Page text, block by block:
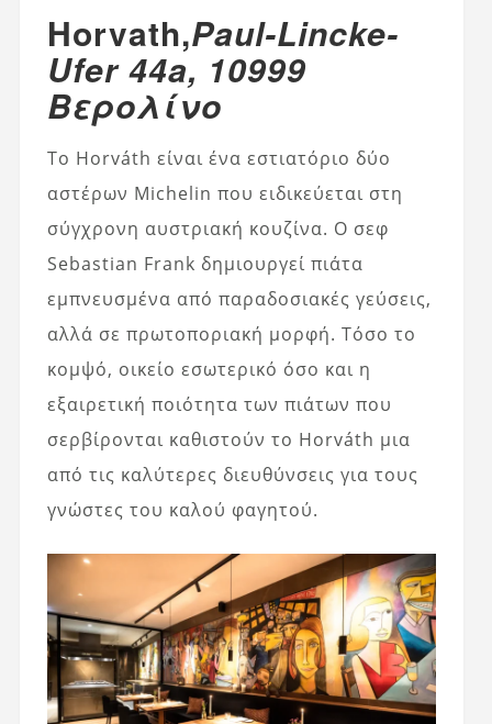
Horvath,Paul-Lincke-
Ufer 44a, 10999
Βερολίνο
Το Horváth είναι ένα εστιατόριο δύο
αστέρων Michelin που ειδικεύεται στη
σύγχρονη αυστριακή κουζίνα. Ο σεφ
Sebastian Frank δημιουργεί πιάτα
εμπνευσμένα από παραδοσιακές γεύσεις,
αλλά σε πρωτοποριακή μορφή. Τόσο το
κομψό, οικείο εσωτερικό όσο και η
εξαιρετική ποιότητα των πιάτων που
σερβίρονται καθιστούν το Horváth μια
από τις καλύτερες διευθύνσεις για τους
γνώστες του καλού φαγητού.